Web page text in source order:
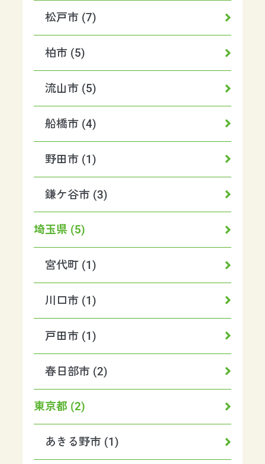
松戸市 (7)
柏市 (5)
流山市 (5)
船橋市 (4)
野田市 (1)
鎌ケ谷市 (3)
埼玉県 (5)
宮代町 (1)
川口市 (1)
戸田市 (1)
春日部市 (2)
東京都 (2)
あきる野市 (1)